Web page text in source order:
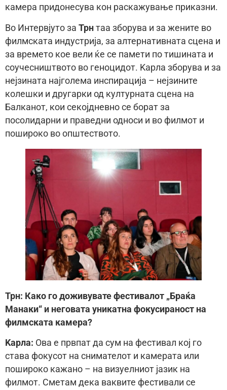
камера придонесува кон раскажување приказни.
Во Интервјуто за Трн таа зборува и за жените во
филмската индустрија, за алтернативната сцена и
за времето кое вели ќе се памети по тишината и
соучесништвото во геноцидот. Kaрла зборува и за
нејзината најголема инспирација – нејзините
колешки и другарки од културната сцена на
Балканот, кои секојдневно се борат за
посолидарни и праведни односи и во филмот и
пошироко во општеството.
Трн: Како го доживувате фестивалот „Браќа
Манаки“ и неговата уникатна фокусираност на
филмската камера?
Kaрла: Ова е првпат да сум на фестивал кој го
става фокусот на снимателот и камерата или
пошироко кажано – на визуелниот јазик на
филмот. Сметам дека ваквите фестивали се